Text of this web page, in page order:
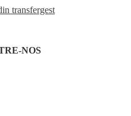
NOS